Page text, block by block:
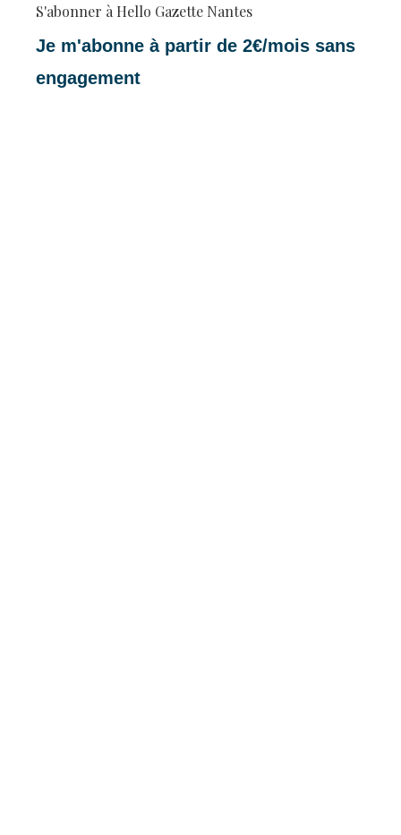
S'abonner à Hello Gazette Nantes
Je m'abonne à partir de 2€/mois sans
engagement